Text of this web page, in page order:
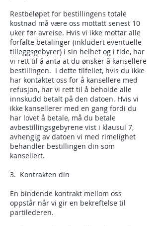
Restbeløpet for bestillingens totale
kostnad må være oss mottatt senest 10
uker før avreise. Hvis vi ikke mottar alle
forfalte betalinger (inkludert eventuelle
tilleggsgebyrer) i sin helhet og i tide, har
vi rett til å anta at du ønsker å kansellere
bestillingen. I dette tilfellet, hvis du ikke
har kontaktet oss for å kansellere med
refusjon, har vi rett til å beholde alle
innskudd betalt på den datoen. Hvis vi
ikke kansellerer med en gang fordi du
har lovet å betale, må du betale
avbestillingsgebyrene vist i klausul 7,
avhengig av datoen vi med rimelighet
behandler bestillingen din som
kansellert.
3. Kontrakten din
En bindende kontrakt mellom oss
oppstår når vi gir en bekreftelse til
partilederen.